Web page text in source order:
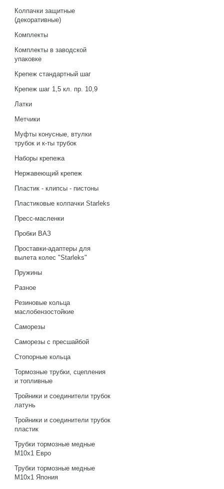
Колпачки защитные
(декоративные)
Комплекты
Комплекты в заводской
упаковке
Крепеж стандартный шаг
Крепеж шаг 1,5 кл. пр. 10,9
Латки
Метчики
Муфты конусные, втулки
трубок и к-ты трубок
Наборы крепежа
Нержавеющий крепеж
Пластик - клипсы - пистоны
Пластиковые колпачки Starleks
Пресс-масленки
Пробки ВАЗ
Проставки-адаптеры для
вылета колес "Starleks"
Пружины
Разное
Резиновые кольца
маслобензостойкие
Саморезы
Саморезы с пресшайбой
Стопорные кольца
Тормозные трубки, сцепления
и топливные
Тройники и соединители трубок
латунь
Тройники и соединители трубок
пластик
Трубки тормозные медные
М10х1 Евро
Трубки тормозные медные
М10х1 Япония